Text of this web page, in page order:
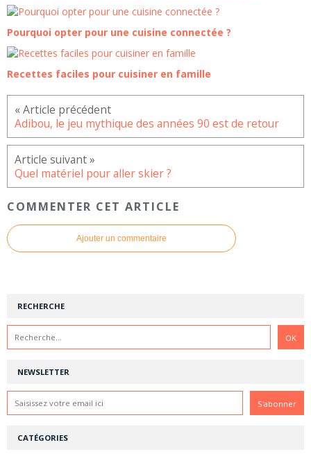
Pourquoi opter pour une cuisine connectée ?
Recettes faciles pour cuisiner en famille
Adibou, le jeu mythique des années 90 est de retour
Quel matériel pour aller skier ?
COMMENTER CET ARTICLE
Ajouter un commentaire
NEWSLETTER
RECHERCHE
CATÉGORIES